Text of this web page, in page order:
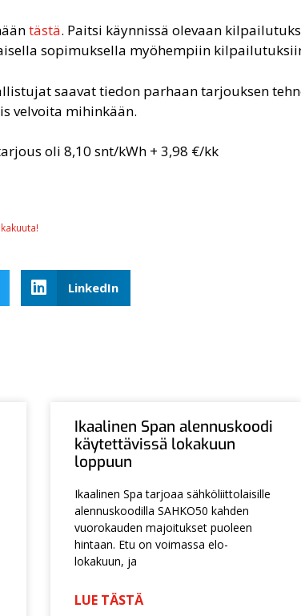
tästä. Paitsi käynnissä olevaan
sopimuksella myöhempiin
saavat tiedon parhaan tarjouksen
velvoita mihinkään.
oli 8,10 snt/kWh + 3,98 €/kk
LinkedIn
Ikaalinen Span alennuskoodi
käytettävissä lokakuun
loppuun
Ikaalinen Spa tarjoaa sähköliittolaisille
alennuskoodilla SAHKO50 kahden
vuorokauden majoitukset puoleen
hintaan. Etu on voimassa elo-
lokakuun, ja
LUE TÄSTÄ